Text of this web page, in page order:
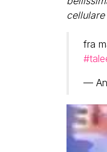
fra
—